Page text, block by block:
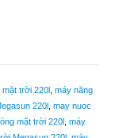
trời 220l , máy năng
220l , may nuoc
mặt trời 220l , máy